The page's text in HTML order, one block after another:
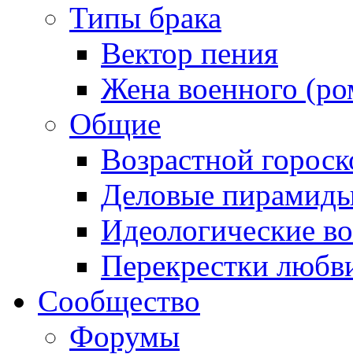
Типы брака
Вектор пения
Жена военного
Общие
Возрастной
Деловые
Идеологические
Перекрестки
Сообщество
Форумы